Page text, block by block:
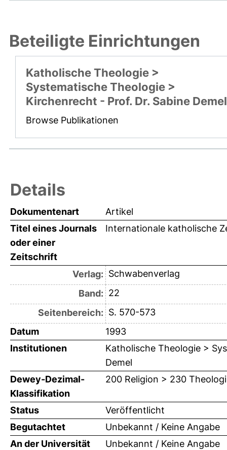
Beteiligte Einrichtungen
Katholische Theologie >
Systematische Theologie >
Kirchenrecht - Prof. Dr. Sabine Demel
Browse Publikationen
Details
Dokumentenart
Artikel
Titel eines Journals
oder einer
Zeitschrift
Internationale katholische
Verlag: Schwabenverlag
Band: 22
Seitenbereich: S. 570-573
Datum
1993
Institutionen
Katholische Theologie >
Demel
Dewey-Dezimal-
Klassifikation
200 Religion > 230
Status
Veröffentlicht
Begutachtet
Unbekannt / Keine Angabe
An der Universität
Unbekannt / Keine Angabe